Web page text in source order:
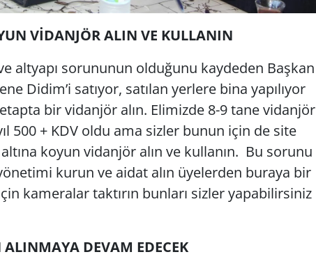
VİDANJÖR ALIN VE KULLANIN
altyapı sorununun olduğunu kaydeden Başkan
Didim’i satıyor, satılan yerlere bina yapılıyor
bir vidanjör alın. Elimizde 8-9 tane vidanjör
500 + KDV oldu ama sizler bunun için de site
koyun vidanjör alın ve kullanın. Bu sorunu
kurun ve aidat alın üyelerden buraya bir
kameralar taktırın bunları sizler yapabilirsiniz
ALINMAYA DEVAM EDECEK